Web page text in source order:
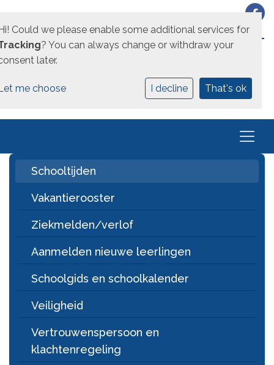
EEN UNICOZ SCHOOL
Schooltijden
Vakantierooster
Ziekmelden/verlof
Aanmelden nieuwe leerlingen
Schoolgids en schoolkalender
Veiligheid
Vertrouwenspersoon en
klachtenregeling
Could we please enable some additional services for
? You can always change or withdraw your
later.
me choose I decline That's ok